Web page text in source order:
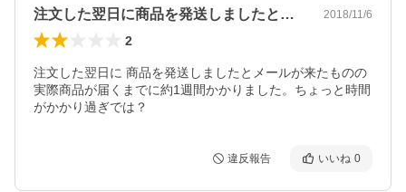
注文した翌日に商品を発送しましたとメー… 2018/11/6
2
注文した翌日に 商品を発送しましたとメールが来たものの
実際商品が届くまでに約1週間かかりました。ちょっと時間
がかかり過ぎでは？
違反報告 いいね 0